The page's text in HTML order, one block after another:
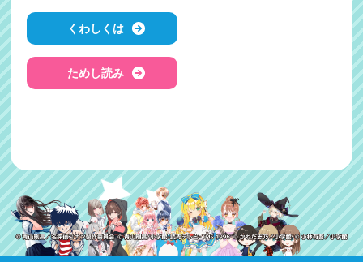
くわしくは
ためし読み